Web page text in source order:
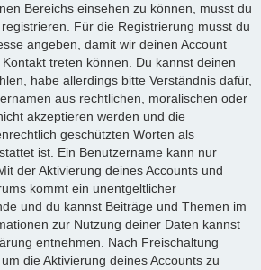
Bereichs einsehen zu können, musst du
Für die Registrierung musst du
angeben, damit wir deinen Account
treten können. Du kannst deinen
habe allerdings bitte Verständnis dafür,
aus rechtlichen, moralischen oder
akzeptieren werden und die
geschützten Worten als
ist. Ein Benutzername kann nur
der Aktivierung deines Accounts und
kommt ein unentgeltlicher
und du kannst Beiträge und Themen im
zur Nutzung deiner Daten kannst
entnehmen. Nach Freischaltung
die Aktivierung deines Accounts zu